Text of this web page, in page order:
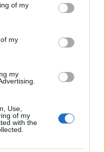
You may click to
its third-party tags to
in below Google
of my
my
my
Use,
of my
with the
színes
"
minden fontos